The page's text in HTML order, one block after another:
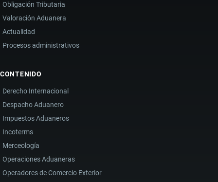
Obligación Tributaria
Valoración Aduanera
Actualidad
Procesos administrativos
CONTENIDO
Derecho Internacional
Despacho Aduanero
Impuestos Aduaneros
Incoterms
Merceología
Operaciones Aduaneras
Operadores de Comercio Exterior